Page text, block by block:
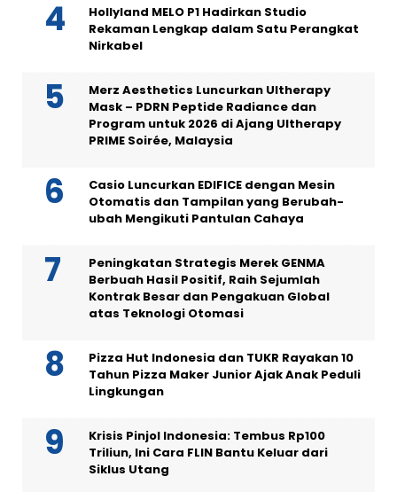
Hollyland MELO P1 Hadirkan Studio
Rekaman Lengkap dalam Satu Perangkat
Nirkabel
Merz Aesthetics Luncurkan Ultherapy
Mask – PDRN Peptide Radiance dan
Program untuk 2026 di Ajang Ultherapy
PRIME Soirée, Malaysia
Casio Luncurkan EDIFICE dengan Mesin
Otomatis dan Tampilan yang Berubah-
ubah Mengikuti Pantulan Cahaya
Peningkatan Strategis Merek GENMA
Berbuah Hasil Positif, Raih Sejumlah
Kontrak Besar dan Pengakuan Global
atas Teknologi Otomasi
Pizza Hut Indonesia dan TUKR Rayakan 10
Tahun Pizza Maker Junior Ajak Anak Peduli
Lingkungan
Krisis Pinjol Indonesia: Tembus Rp100
Triliun, Ini Cara FLIN Bantu Keluar dari
Siklus Utang